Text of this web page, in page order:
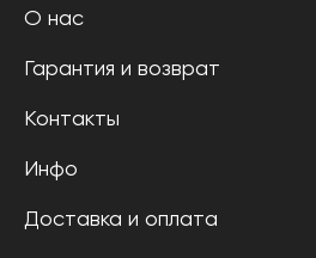
О нас
Гарантия и возврат
Контакты
Инфо
Доставка и оплата